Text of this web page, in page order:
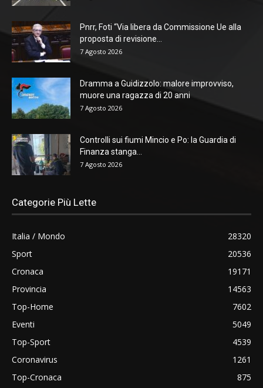
Pnrr, Foti “Via libera da Commissione Ue alla
proposta di revisione...
7 Agosto 2026
Dramma a Guidizzolo: malore improvviso,
muore una ragazza di 20 anni
7 Agosto 2026
Controlli sui fiumi Mincio e Po: la Guardia di
Finanza stanga...
7 Agosto 2026
Categorie Più Lette
Italia / Mondo
28320
Sport
20536
Cronaca
19171
Provincia
14563
Top-Home
7602
Eventi
5049
Top-Sport
4539
Coronavirus
1261
Top-Cronaca
875